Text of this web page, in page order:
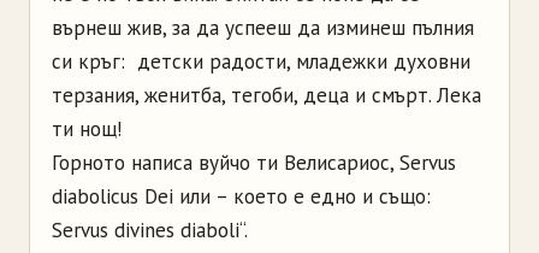
върнеш жив, за да успееш да изминеш пълния
си кръг: детски радости, младежки духовни
терзания, женитба, тегоби, деца и смърт. Лека
ти нощ!
Горното написа вуйчо ти Велисариос, Servus
diabolicus Dei или – което е едно и също:
Servus divines diaboli“.